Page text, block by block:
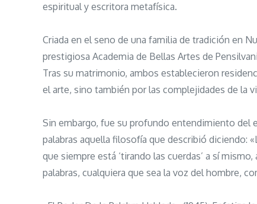
espiritual y escritora metafísica.
Criada en el seno de una familia de tradición en
prestigiosa Academia de Bellas Artes de
Tras su matrimonio, ambos establecieron
el arte, sino también por las complejidades de la
Sin embargo, fue su profundo entendimiento del
palabras aquella filosofía que describió diciendo:
que siempre está ‘tirando las cuerdas’ a sí
palabras, cualquiera que sea la voz del hombre,